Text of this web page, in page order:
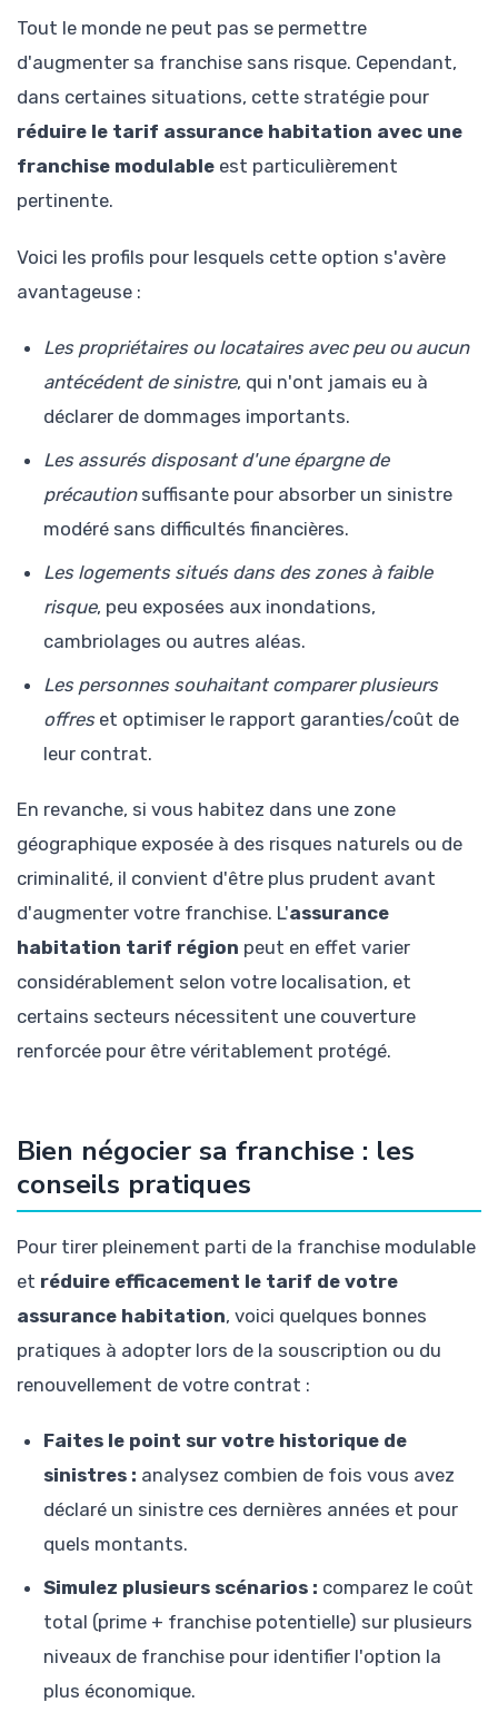
Tout le monde ne peut pas se permettre
d'augmenter sa franchise sans risque. Cependant,
dans certaines situations, cette stratégie pour
réduire le tarif assurance habitation avec une
franchise modulable est particulièrement
pertinente.
Voici les profils pour lesquels cette option s'avère
avantageuse :
Les propriétaires ou locataires avec peu ou aucun
antécédent de sinistre, qui n'ont jamais eu à
déclarer de dommages importants.
Les assurés disposant d'une épargne de
précautionsuffisante pour absorber un sinistre
modéré sans difficultés financières.
Les logements situés dans des zones à faible
risque, peu exposées aux inondations,
cambriolages ou autres aléas.
Les personnes souhaitant comparer plusieurs
offreset optimiser le rapport garanties/coût de
leur contrat.
En revanche, si vous habitez dans une zone
géographique exposée à des risques naturels ou de
criminalité, il convient d'être plus prudent avant
d'augmenter votre franchise. L'assurance
habitation tarif région peut en effet varier
considérablement selon votre localisation, et
certains secteurs nécessitent une couverture
renforcée pour être véritablement protégé.
Bien négocier sa franchise : les
conseils pratiques
Pour tirer pleinement parti de la franchise modulable
et réduire efficacement le tarif de votre
assurance habitation, voici quelques bonnes
pratiques à adopter lors de la souscription ou du
renouvellement de votre contrat :
Faites le point sur votre historique de
sinistres : analysez combien de fois vous avez
déclaré un sinistre ces dernières années et pour
quels montants.
Simulez plusieurs scénarios : comparez le coût
total (prime + franchise potentielle) sur plusieurs
niveaux de franchise pour identifier l'option la
plus économique.